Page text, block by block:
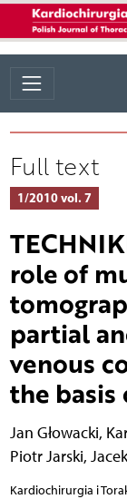
Full text
1/2010 vol. 7
role of
partial
venous
the basis
Jan Głowacki,
Piotr Jarski,
Kardiochirurgia i